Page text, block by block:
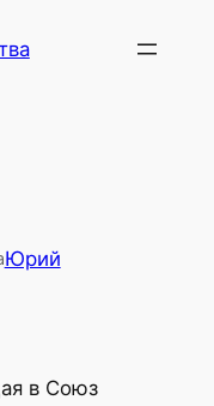
Юрий
в Союз